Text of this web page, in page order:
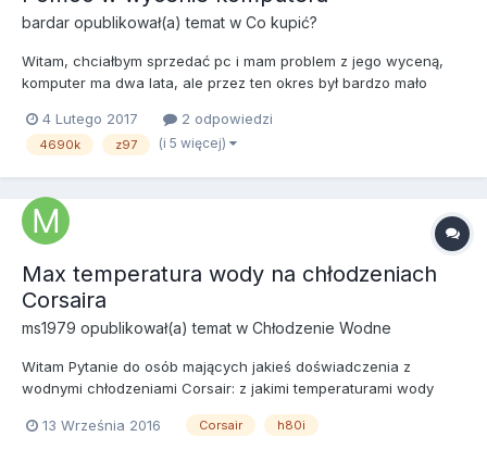
bardar opublikował(a) temat w Co kupić?
Witam, chciałbym sprzedać pc i mam problem z jego wyceną,
komputer ma dwa lata, ale przez ten okres był bardzo mało
nigdy w sumie tak się nie stało, teraz chciałbym go sprzedać. Ile
mógłbym wziąć za taką konfigurację? Na wszytskie częś...
4 Lutego 2017 2 odpowiedzi
4690k z97 (i 5 więcej)
Max temperatura wody na chłodzeniach
Corsaira
ms1979 opublikował(a) temat w Chłodzenie Wodne
Witam Pytanie do osób mających jakieś doświadczenia z
wodnymi chłodzeniami Corsair: z jakimi temperaturami wody
na moim Corsair h80i GT w czasie grania temperatura sięga 44-
13 Września 2016 Corsair h80i